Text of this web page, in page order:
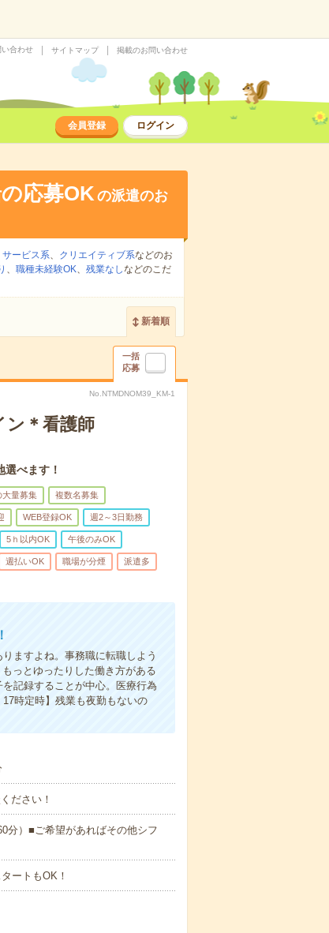
合わせ サイトマップ 掲載のお問い合わせ
会員登録 ログイン
応募OKの派遣のお
ービス系、 クリエイティブ系などのお
、 職種未経験OK、 残業なしなどのこだ
新着順
一括
応募
No.NTMDNOM39_KM-1
＊看護師
べます！
大量募集 複数名募集
WEB登録OK 週2～3日勤務
5ｈ以内OK 午後のみOK
週払いOK 職場が分煙 派遣多
ますよね。事務職に転職しよう
っとゆったりした働き方がある
記録することが中心。医療行為
時定時】残業も夜勤もないの
ださい！
分）■ご希望があればその他シフ
ートもOK！